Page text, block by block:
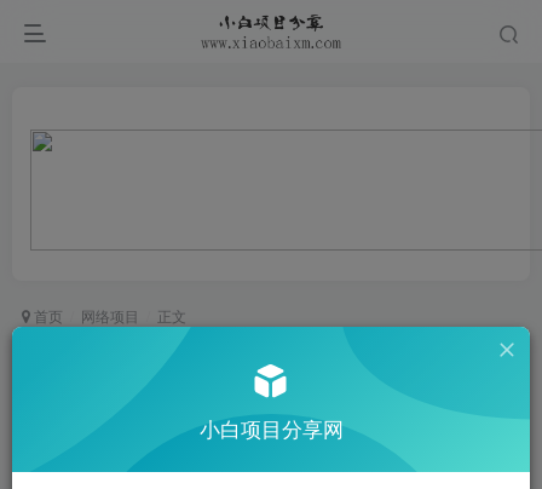
首页 网络项目 正文
宝子哥4月12-13号线下课，全程录音【带字幕】和
PPT，本期重点短视频打法摆脱缺号困扰
1年前更新
关注
小白项目分享网